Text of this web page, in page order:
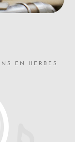
EN HERBES